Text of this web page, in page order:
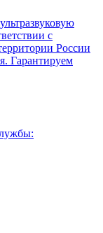
с
России
Гарантируем